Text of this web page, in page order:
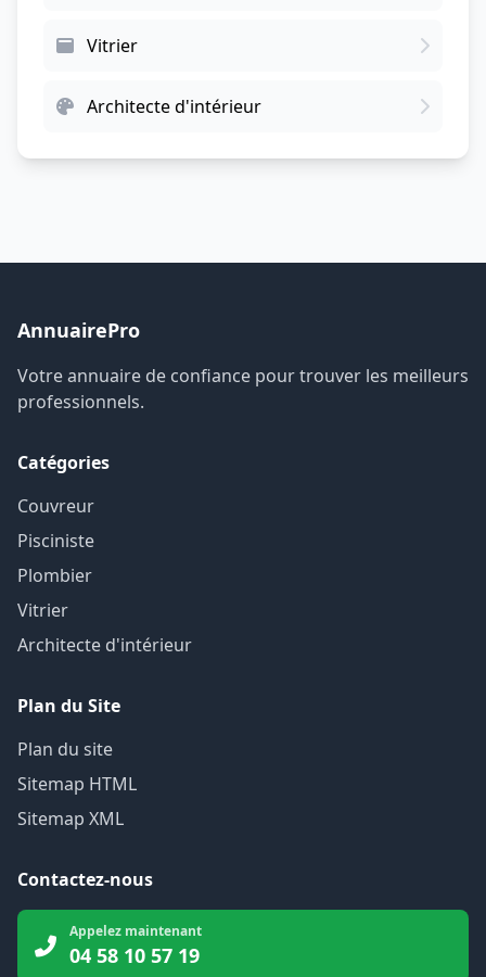
Vitrier
Architecte d'intérieur
AnnuairePro
Votre annuaire de confiance pour trouver les meilleurs
professionnels.
Catégories
Couvreur
Pisciniste
Plombier
Vitrier
Architecte d'intérieur
Plan du Site
Plan du site
Sitemap HTML
Sitemap XML
Contactez-nous
Appelez maintenant
04 58 10 57 19